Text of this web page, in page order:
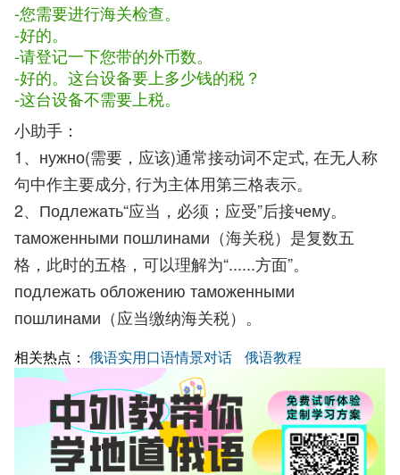
-您需要进行海关检查。
-好的。
-请登记一下您带的外币数。
-好的。这台设备要上多少钱的税？
-这台设备不需要上税。
小助手：
1、нужно(需要，应该)通常接动词不定式, 在无人称
句中作主要成分, 行为主体用第三格表示。
2、Подлежать“应当，必须；应受”后接чему。
таможенными пошлинами（海关税）是复数五
格，此时的五格，可以理解为“......方面”。
подлежать обложению таможенными
пошлинами（应当缴纳海关税）。
相关热点： 俄语实用口语情景对话 俄语教程